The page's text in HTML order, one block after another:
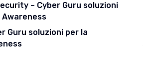
– Cyber Guru soluzioni
Guru soluzioni per la